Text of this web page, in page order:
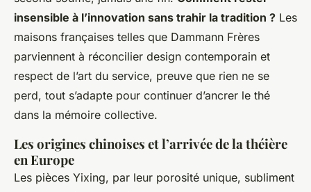
insensible à l’innovation sans trahir la tradition ? Les
maisons françaises telles que Dammann Frères
parviennent à réconcilier design contemporain et
respect de l’art du service, preuve que rien ne se
perd, tout s’adapte pour continuer d’ancrer le thé
dans la mémoire collective.
Les origines chinoises et l’arrivée de la théière
en Europe
Les pièces Yixing, par leur porosité unique, subliment